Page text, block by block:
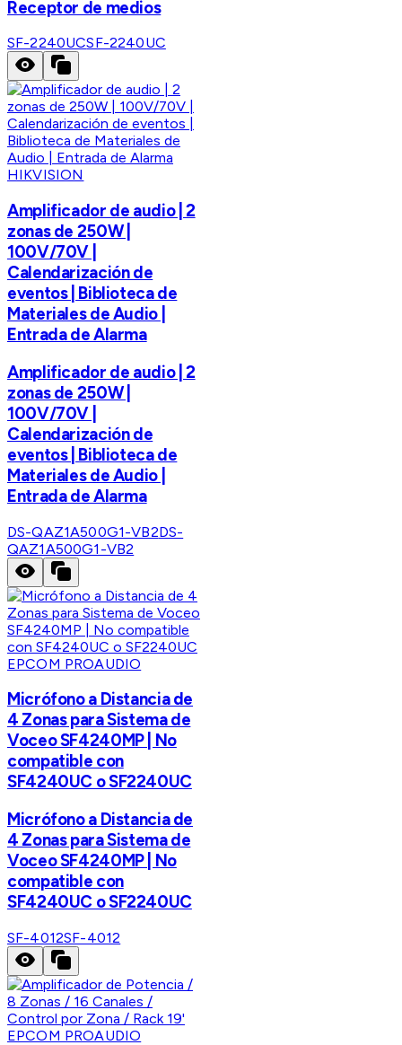
Receptor de medios
SF-2240UCSF-2240UC
HIKVISION
Amplificador de audio | 2
zonas de 250W |
100V/70V |
Calendarización de
eventos | Biblioteca de
Materiales de Audio |
Entrada de Alarma
Amplificador de audio | 2
zonas de 250W |
100V/70V |
Calendarización de
eventos | Biblioteca de
Materiales de Audio |
Entrada de Alarma
DS-QAZ1A500G1-VB2DS-
QAZ1A500G1-VB2
EPCOM PROAUDIO
Micrófono a Distancia de
4 Zonas para Sistema de
Voceo SF4240MP | No
compatible con
SF4240UC o SF2240UC
Micrófono a Distancia de
4 Zonas para Sistema de
Voceo SF4240MP | No
compatible con
SF4240UC o SF2240UC
SF-4012SF-4012
EPCOM PROAUDIO